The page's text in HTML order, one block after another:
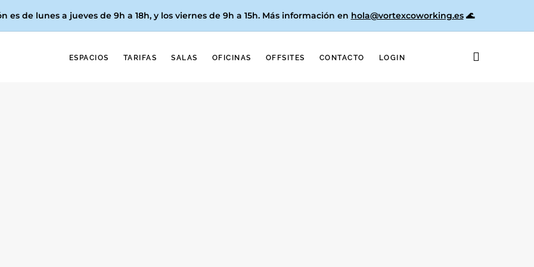
es de lunes a jueves de 9h a 18h, y los viernes de 9h a 15h. Más información en hola@vortexcoworking.es🌊
ESPACIOS TARIFAS SALAS OFICINAS OFFSITES CONTACTO LOGIN